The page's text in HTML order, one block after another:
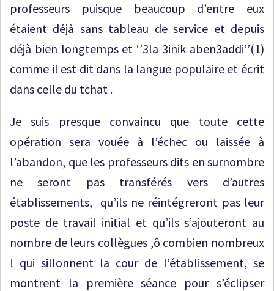
professeurs puisque beaucoup d’entre eux
étaient déjà sans tableau de service et depuis
déjà bien longtemps et ‘’3la 3inik aben3addi’’(1)
comme il est dit dans la langue populaire et écrit
dans celle du tchat .
Je suis presque convaincu que toute cette
opération sera vouée à l’échec ou laissée à
l’abandon, que les professeurs dits en surnombre
ne seront pas transférés vers d’autres
établissements, qu’ils ne réintégreront pas leur
poste de travail initial et qu’ils s’ajouteront au
nombre de leurs collègues ,ô combien nombreux
! qui sillonnent la cour de l’établissement, se
montrent la première séance pour s’éclipser